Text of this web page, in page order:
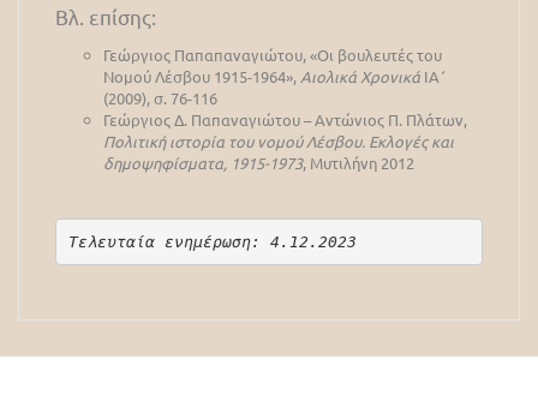
Βλ. επίσης:
Γεώργιος Παπαπαναγιώτου, «Οι βουλευτές του
Νομού Λέσβου 1915-1964», Αιολικά Χρονικά ΙΑ΄
(2009), σ. 76-116
Γεώργιος Δ. Παπαναγιώτου – Αντώνιος Π. Πλάτων,
Πολιτική ιστορία του νομού Λέσβου. Εκλογές και
δημοψηφίσματα, 1915-1973, Μυτιλήνη 2012
Τελευταία ενημέρωση: 4.12.2023